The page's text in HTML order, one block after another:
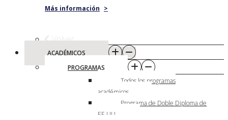
Más información >
Volver
ACADÉMICOS
PROGRAMAS
Todos los programas
académicos
Programa de Doble Diploma de
EE.UU.